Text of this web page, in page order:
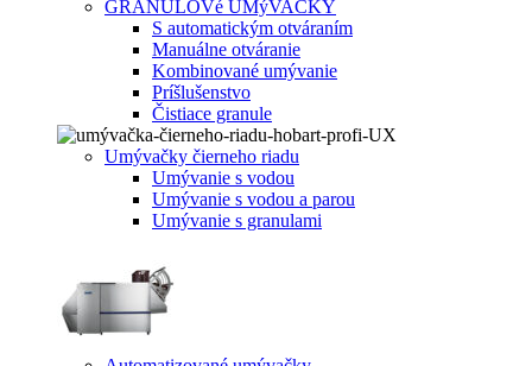
GRANULOVé UMýVAČKY
S automatickým otváraním
Manuálne otváranie
Kombinované umývanie
Príšlušenstvo
Čistiace granule
Umývačky čierneho riadu
Umývanie s vodou
Umývanie s vodou a parou
Umývanie s granulami